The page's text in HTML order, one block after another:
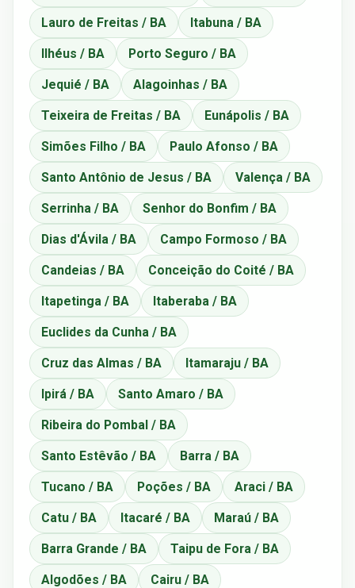
Lauro de Freitas / BA Itabuna / BA
Ilhéus / BA Porto Seguro / BA
Jequié / BA Alagoinhas / BA
Teixeira de Freitas / BA Eunápolis / BA
Simões Filho / BA Paulo Afonso / BA
Santo Antônio de Jesus / BA Valença / BA
Serrinha / BA Senhor do Bonfim / BA
Dias d'Ávila / BA Campo Formoso / BA
Candeias / BA Conceição do Coité / BA
Itapetinga / BA Itaberaba / BA
Euclides da Cunha / BA
Cruz das Almas / BA Itamaraju / BA
Ipirá / BA Santo Amaro / BA
Ribeira do Pombal / BA
Santo Estêvão / BA Barra / BA
Tucano / BA Poções / BA Araci / BA
Catu / BA Itacaré / BA Maraú / BA
Barra Grande / BA Taipu de Fora / BA
Algodões / BA Cairu / BA